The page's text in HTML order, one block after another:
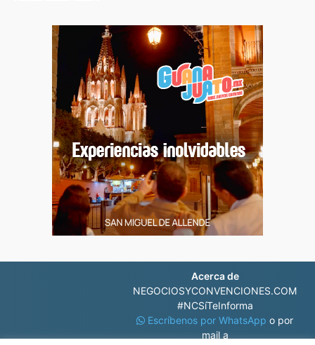
Acerca de
NEGOCIOSYCONVENCIONES.COM
#NCSíTeInforma
Escríbenos por WhatsAppo por
mail a